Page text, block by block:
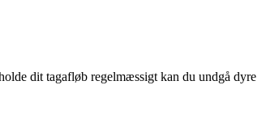
dit tagafløb regelmæssigt kan du undgå dyre